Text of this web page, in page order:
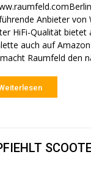
Anbieter von
HiFi-Qualität bietet
auch auf
Raumfeld den